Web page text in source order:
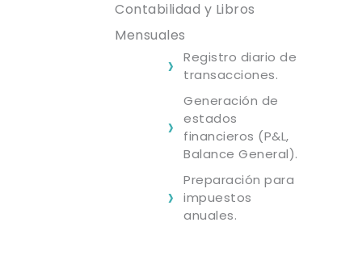
Contabilidad y Libros
Mensuales
Registro diario de
transacciones.
Generación de
estados
financieros (P&L,
Balance General).
Preparación para
impuestos
anuales.